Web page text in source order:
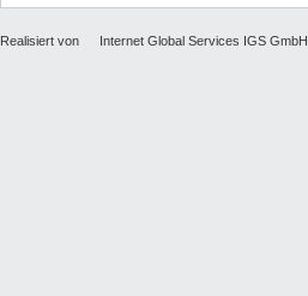
Realisiert von Internet Global Services IGS GmbH